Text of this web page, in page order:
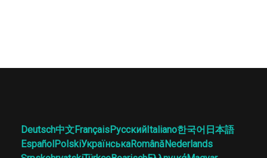
Deutsch中文FrançaisРусскийItaliano한국어 日本語
EspañolPolskiУкраїнськаRomânăNederlands